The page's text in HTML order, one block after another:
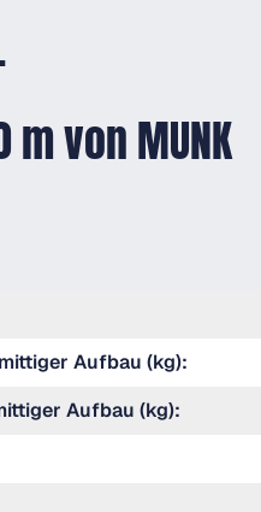
von MUNK
Aufbau (kg):
Aufbau (kg):